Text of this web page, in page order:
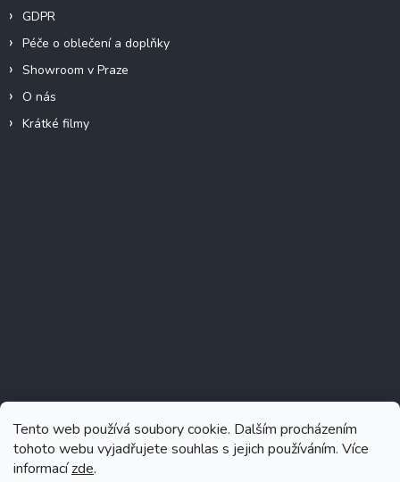
Tento web používá soubory cookie. Dalším procházením
tohoto webu vyjadřujete souhlas s jejich používáním. Více
informacízde.
GDPR
Péče o oblečení a doplňky
Showroom v Praze
O nás
Krátké filmy